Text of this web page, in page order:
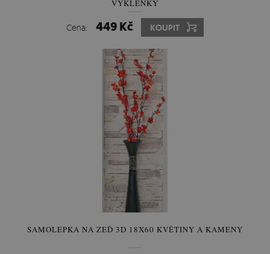
VÝKLENKY
Cena: 449 Kč KOUPIT
SAMOLEPKA NA ZEĎ 3D 18X60 KVĚTINY A KAMENY